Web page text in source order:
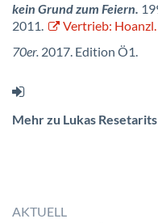
kein Grund zum Feiern.
2011.
Vertrieb: Hoanzl.
70er. 2017. Edition Ö1.
Mehr zu Lukas Resetarits
AKTUELL